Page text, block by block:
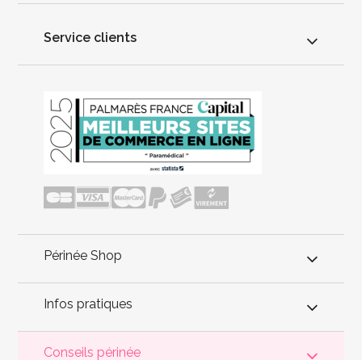
Service clients
Périnée Shop
Infos pratiques
Conseils périnée